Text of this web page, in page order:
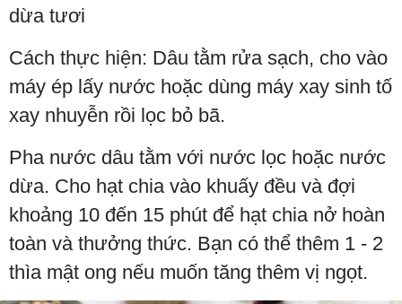
dừa tươi
Cách thực hiện: Dâu tằm rửa sạch, cho vào
máy ép lấy nước hoặc dùng máy xay sinh tố
xay nhuyễn rồi lọc bỏ bã.
Pha nước dâu tằm với nước lọc hoặc nước
dừa. Cho hạt chia vào khuấy đều và đợi
khoảng 10 đến 15 phút để hạt chia nở hoàn
toàn và thưởng thức. Bạn có thể thêm 1 - 2
thìa mật ong nếu muốn tăng thêm vị ngọt.